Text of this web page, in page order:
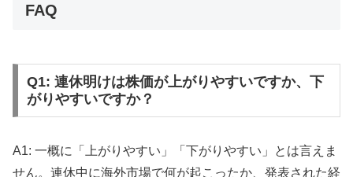
FAQ
Q1: 連休明けは株価が上がりやすいですか、下
がりやすいですか？
A1: 一概に「上がりやすい」「下がりやすい」とは言えま
せん。連休中に海外市場で何が起こったか、発表された経